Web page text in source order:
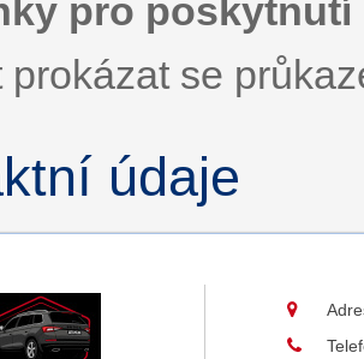
pro poskytnutí
prokázat se
údaje